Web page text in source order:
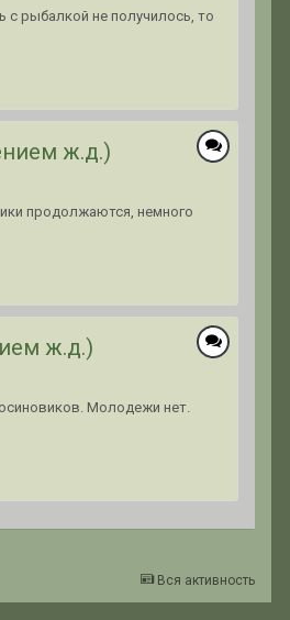
с рыбалкой не получилось, то
ж.д.)
продолжаются, немного
ж.д.)
Молодежи нет.
Вся активность